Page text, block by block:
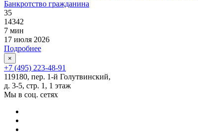
Банкротство гражданина
35
14342
7 мин
17 июля 2026
Подробнее
×
+7 (495) 223-48-91
119180, пер. 1-й Голутвинский,
д. 3-5, стр. 1, 1 этаж
Мы в соц. сетях